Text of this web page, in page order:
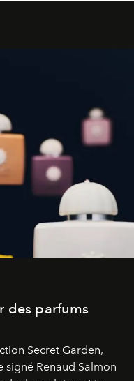
des parfums
Secret Garden,
signé Renaud Salmon